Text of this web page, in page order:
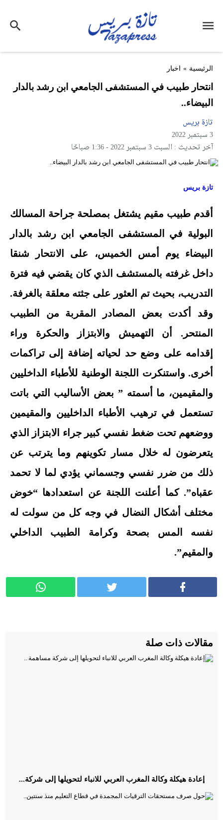
الرئيسية » اخبار
انتحار طبيب في المستشفى الجامعي ابن رشد بالدار
البيضاء..
تازة بريس
3 سبتمبر 2022
آخر تحديث : السبت 3 سبتمبر 2022 - 1:36 صباحًا
تازة بريس
أقدم طبيب مقيم يشتغل بمصلحة جراحة المسالك
البولية في المستشفى الجامعي ابن رشد بالدار
البيضاء يوم أمس الخميس، على الانتحار شنقا
داخل غرفته بالمستشف الذي كان يقضي فيه فترة
التدريب، بحيث تم العثور على جثته معلقة بالغرفة.
وقد أكدت بعض المصادر المقربة من الطبيب
المنتحر. أن التهميش والابتزاز والحكرة وراء
إقدامه على وضع حد لحياته إضافة إلى تراكمات
أخرى. واستنكرت اللجنة الوطنية للأطباء الداخليين
والمقيمين، ما أسمته ” بعض الأساليب التي باتت
تستعمل في ترهيب الأطباء الداخليين والمقيمين
ووضعهم تحت ضغط نفسي كبير جراء الابتزاز الذي
يتعرضون له خلال مسار تكوينهم وما يترتب عن
ذلك من ضرر نفسي وجسماني يؤدي لما لا تحمد
عقباه”. كما أعلنت اللجنة عن استعدادها “خوض
مختلف أشكال النضال في وجه كل من سولت له
نفسه المس بصحة وكرامة الطبيب الداخلي
والمقيم”.
مقالات ذات صلة
إعادة هيكلة وكالة المغرب العربي للانباء لتحويلها إلى شركة...